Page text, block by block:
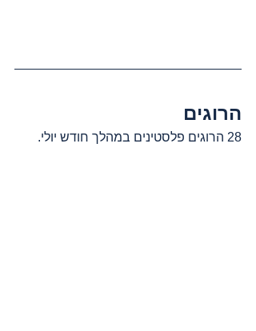
הרוגים
28 הרוגים פלסטינים במהלך חודש יולי.